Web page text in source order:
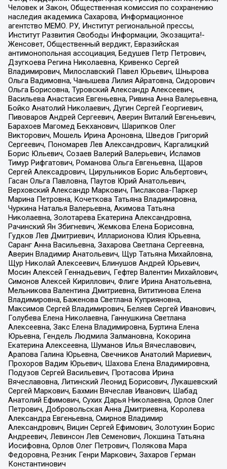
Человек и Закон, Общественная комиссия по сохранению
наследия академика Сахарова, Информационное
агентство МЕМО. РУ, Институт региональной прессы,
Институт Развития Свободы Информации, Экозащита!-
Женсовет, Общественный вердикт, Евразийская
антимонопольная ассоциация, Бедушев Петр Петрович,
Дзугкоева Регина Николаевна, Кривенко Сергей
Владимирович, Милославский Павел Юрьевич, Шнырова
Ольга Вадимовна, Чанышева Лилия Айратовна, Сидорович
Ольга Борисовна, Туровский Александр Алексеевич,
Васильева Анастасия Евгеньевна, Ривина Анна Валерьевна,
Бойко Анатолий Николаевич, Дугин Сергей Георгиевич,
Пивоваров Андрей Сергеевич, Аверин Виталий Евгеньевич,
Барахоев Магомед Бекханович, Шарипков Олег
Викторович, Мошель Ирина Ароновна, Шведов Григорий
Сергеевич, Пономарев Лев Александрович, Каргалицкий
Борис Юльевич, Созаев Валерий Валерьевич, Исламов
Тимур Рифгатович, Романова Ольга Евгеньевна, Щаров
Сергей Алексадрович, Цирульников Борис Альбертович,
Гасан Ольга Павловна, Паутов Юрий Анатольевич,
Верховский Александр Маркович, Пислакова-Паркер
Марина Петровна, Кочеткова Татьяна Владимировна,
Чуркина Наталья Валерьевна, Акимова Татьяна
Николаевна, Золотарева Екатерина Александровна,
Рачинский Ян Збигневич, Жемкова Елена Борисовна,
Гудков Лев Дмитриевич, Илларионова Юлия Юрьевна,
Саранг Анна Васильевна, Захарова Светлана Сергеевна,
Аверин Владимир Анатольевич, Щур Татьяна Михайловна,
Щур Николай Алексеевич, Блинушов Андрей Юрьевич,
Мосин Алексей Геннадьевич, Гефтер Валентин Михайлович,
Симонов Алексей Кириллович, Флиге Ирина Анатольевна,
Мельникова Валентина Дмитриевна, Вититинова Елена
Владимировна, Баженова Светлана Куприяновна,
Максимов Сергей Владимирович, Беляев Сергей Иванович,
Голубева Елена Николаевна, Ганнушкина Светлана
Алексеевна, Закс Елена Владимировна, Буртина Елена
Юрьевна, Гендель Людмила Залмановна, Кокорина
Екатерина Алексеевна, Шуманов Илья Вячеславович,
Арапова Галина Юрьевна, Свечников Анатолий Мариевич,
Прохоров Вадим Юрьевич, Шахова Елена Владимировна,
Подузов Сергей Васильевич, Протасова Ирина
Вячеславовна, Литинский Леонид Борисович, Лукашевский
Сергей Маркович, Бахмин Вячеслав Иванович, Шабад
Анатолий Ефимович, Сухих Дарья Николаевна, Орлов Олег
Петрович, Добровольская Анна Дмитриевна, Королева
Александра Евгеньевна, Смирнов Владимир
Александрович, Вицин Сергей Ефимович, Золотухин Борис
Андреевич, Левинсон Лев Семенович, Локшина Татьяна
Иосифовна, Орлов Олег Петрович, Полякова Мара
Федоровна, Резник Генри Маркович, Захаров Герман
Константинович